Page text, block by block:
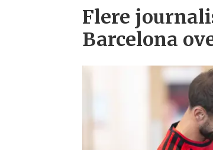
Flere
Barcelona